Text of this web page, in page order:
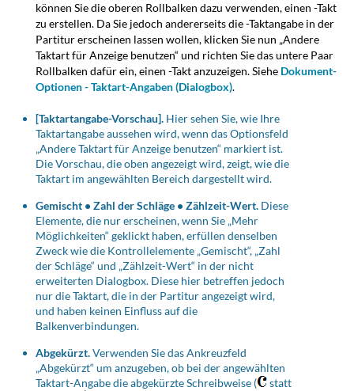
können Sie die oberen Rollbalken dazu verwenden, einen -Takt
zu erstellen. Da Sie jedoch andererseits die -Taktangabe in der
Partitur erscheinen lassen wollen, klicken Sie nun „Andere
Taktart für Anzeige benutzen“ und richten Sie das untere Paar
Rollbalken dafür ein, einen -Takt anzuzeigen. Siehe Dokument-
Optionen - Taktart-Angaben (Dialogbox).
[Taktartangabe-Vorschau]. Hier sehen Sie, wie Ihre
Taktartangabe aussehen wird, wenn das Optionsfeld
„Andere Taktart für Anzeige benutzen“ markiert ist.
Die Vorschau, die oben angezeigt wird, zeigt, wie die
Taktart im angewählten Bereich dargestellt wird.
Gemischt • Zahl der Schläge • Zählzeit-Wert. Diese
Elemente, die nur erscheinen, wenn Sie „Mehr
Möglichkeiten“ geklickt haben, erfüllen denselben
Zweck wie die Kontrollelemente „Gemischt“, „Zahl
der Schläge“ und „Zählzeit-Wert“ in der nicht
erweiterten Dialogbox. Diese hier betreffen jedoch
nur die Taktart, die in der Partitur angezeigt wird,
und haben keinen Einfluss auf die
Balkenverbindungen.
Abgekürzt.Verwenden Sie das Ankreuzfeld
„Abgekürzt“ um anzugeben, ob bei der angewählten
Taktart-Angabe die abgekürzte Schreibweise (
statt